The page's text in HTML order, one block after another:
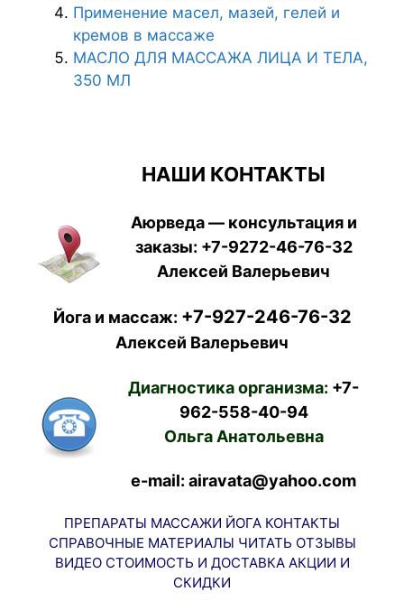
Применение масел, мазей, гелей и
кремов в массаже
МАСЛО ДЛЯ МАССАЖА ЛИЦА И ТЕЛА,
350 МЛ
НАШИ КОНТАКТЫ
Аюрведа — консультация и
заказы: +7-9272-46-76-32
Алексей Валерьевич
Йога и массаж: +7-927-246-76-32
Алексей Валерьевич
Диагностика организма: +7-
962-558-40-94
Ольга Анатольевна
e-mail: airavata@yahoo.com
ПРЕПАРАТЫ МАССАЖИ ЙОГА КОНТАКТЫ
СПРАВОЧНЫЕ МАТЕРИАЛЫ ЧИТАТЬ ОТЗЫВЫ
ВИДЕО СТОИМОСТЬ И ДОСТАВКА АКЦИИ И
СКИДКИ